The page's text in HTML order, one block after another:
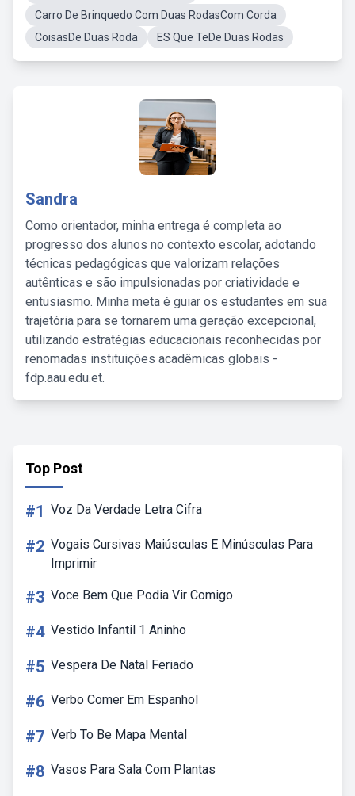
Carro De Brinquedo Com Duas RodasCom Corda
CoisasDe Duas Roda
ES Que TeDe Duas Rodas
Sandra
Como orientador, minha entrega é completa ao
progresso dos alunos no contexto escolar, adotando
técnicas pedagógicas que valorizam relações
autênticas e são impulsionadas por criatividade e
entusiasmo. Minha meta é guiar os estudantes em sua
trajetória para se tornarem uma geração excepcional,
utilizando estratégias educacionais reconhecidas por
renomadas instituições acadêmicas globais -
fdp.aau.edu.et.
Top Post
#1 Voz Da Verdade Letra Cifra
#2 Vogais Cursivas Maiúsculas E Minúsculas Para
Imprimir
#3 Voce Bem Que Podia Vir Comigo
#4 Vestido Infantil 1 Aninho
#5 Vespera De Natal Feriado
#6 Verbo Comer Em Espanhol
#7 Verb To Be Mapa Mental
#8 Vasos Para Sala Com Plantas